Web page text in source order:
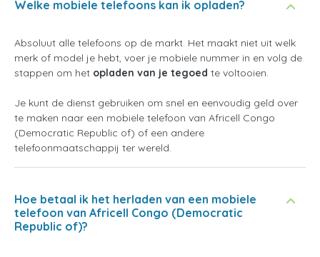
Welke mobiele telefoons kan ik opladen?
Absoluut alle telefoons op de markt. Het maakt niet uit welk
merk of model je hebt, voer je mobiele nummer in en volg de
stappen om het opladen van je tegoed te voltooien.
Je kunt de dienst gebruiken om snel en eenvoudig geld over
te maken naar een mobiele telefoon van Africell Congo
(Democratic Republic of) of een andere
telefoonmaatschappij ter wereld.
Hoe betaal ik het herladen van een mobiele
telefoon van Africell Congo (Democratic
Republic of)?